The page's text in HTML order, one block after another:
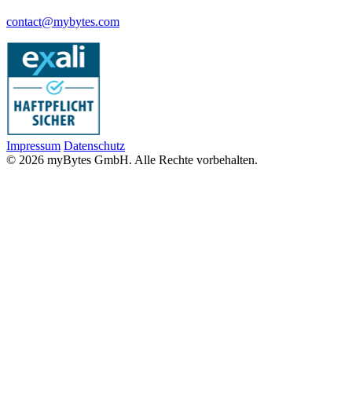
contact@mybytes.com
Impressum Datenschutz
© 2026 myBytes GmbH. Alle Rechte vorbehalten.